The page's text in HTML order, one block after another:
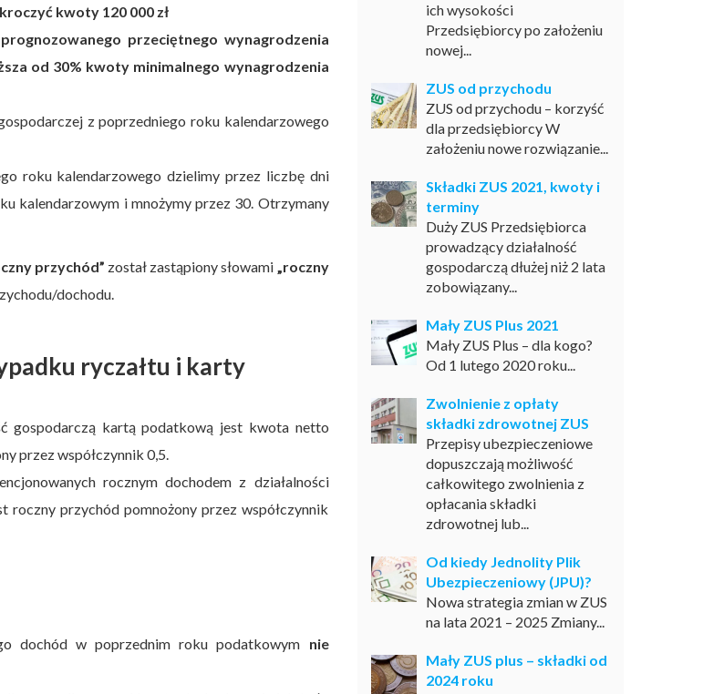
kwoty 120 000 zł
przeciętnego wynagrodzenia
od 30% kwoty minimalnego wynagrodzenia
z poprzedniego roku kalendarzowego
roku kalendarzowego dzielimy przez liczbę dni
kalendarzowym i mnożymy przez 30. Otrzymany
przychód” został zastąpiony słowami „roczny
dochodu.
ryczałtu i karty
gospodarczą kartą podatkową jest kwota netto
przez współczynnik 0,5.
rocznym dochodem z działalności
przychód pomnożony przez współczynnik
dochód w poprzednim roku podatkowym nie
ich wysokości
Przedsiębiorcy po założeniu
nowej...
ZUS od przychodu
ZUS od przychodu – korzyść
dla przedsiębiorcy W
założeniu nowe rozwiązanie...
Składki ZUS 2021, kwoty i
terminy
Duży ZUS Przedsiębiorca
prowadzący działalność
gospodarczą dłużej niż 2 lata
zobowiązany...
Mały ZUS Plus 2021
Mały ZUS Plus – dla kogo?
Od 1 lutego 2020 roku...
Zwolnienie z opłaty
składki zdrowotnej ZUS
Przepisy ubezpieczeniowe
dopuszczają możliwość
całkowitego zwolnienia z
opłacania składki
zdrowotnej lub...
Od kiedy Jednolity Plik
Ubezpieczeniowy (JPU)?
Nowa strategia zmian w ZUS
na lata 2021 – 2025 Zmiany...
Mały ZUS plus – składki od
2024 roku